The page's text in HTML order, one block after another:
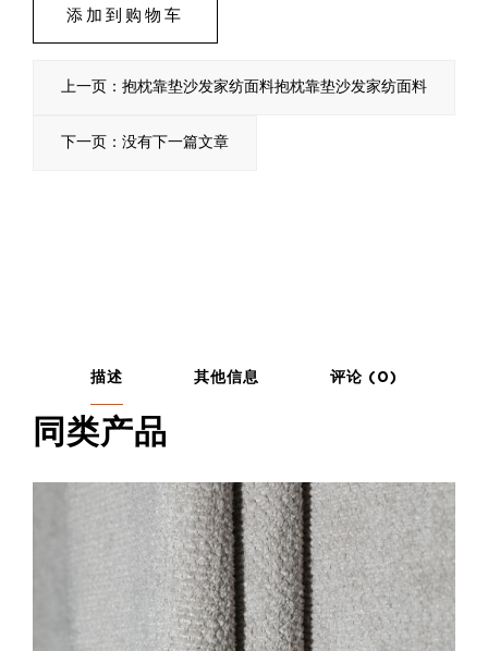
添加到购物车
上一页：抱枕靠垫沙发家纺面料抱枕靠垫沙发家纺面料
下一页：没有下一篇文章
描述 其他信息 评论 (0)
同类产品